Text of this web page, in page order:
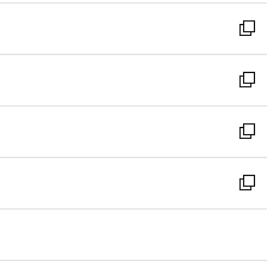
く
で
開
く
ン
ド
ウ
で
開
く
ウ
ィ
ン
ド
ウ
で
開
く
し
い
ウ
ィ
ン
ド
ウ
で
開
新
し
い
ウ
ィ
ン
ド
ウ
開
新
し
い
ウ
ィ
ン
ウ
新
し
い
ウ
ン
新
し